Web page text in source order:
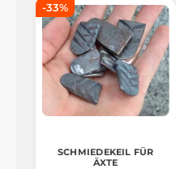
-33%
SCHMIEDEKEIL FÜR
ÄXTE